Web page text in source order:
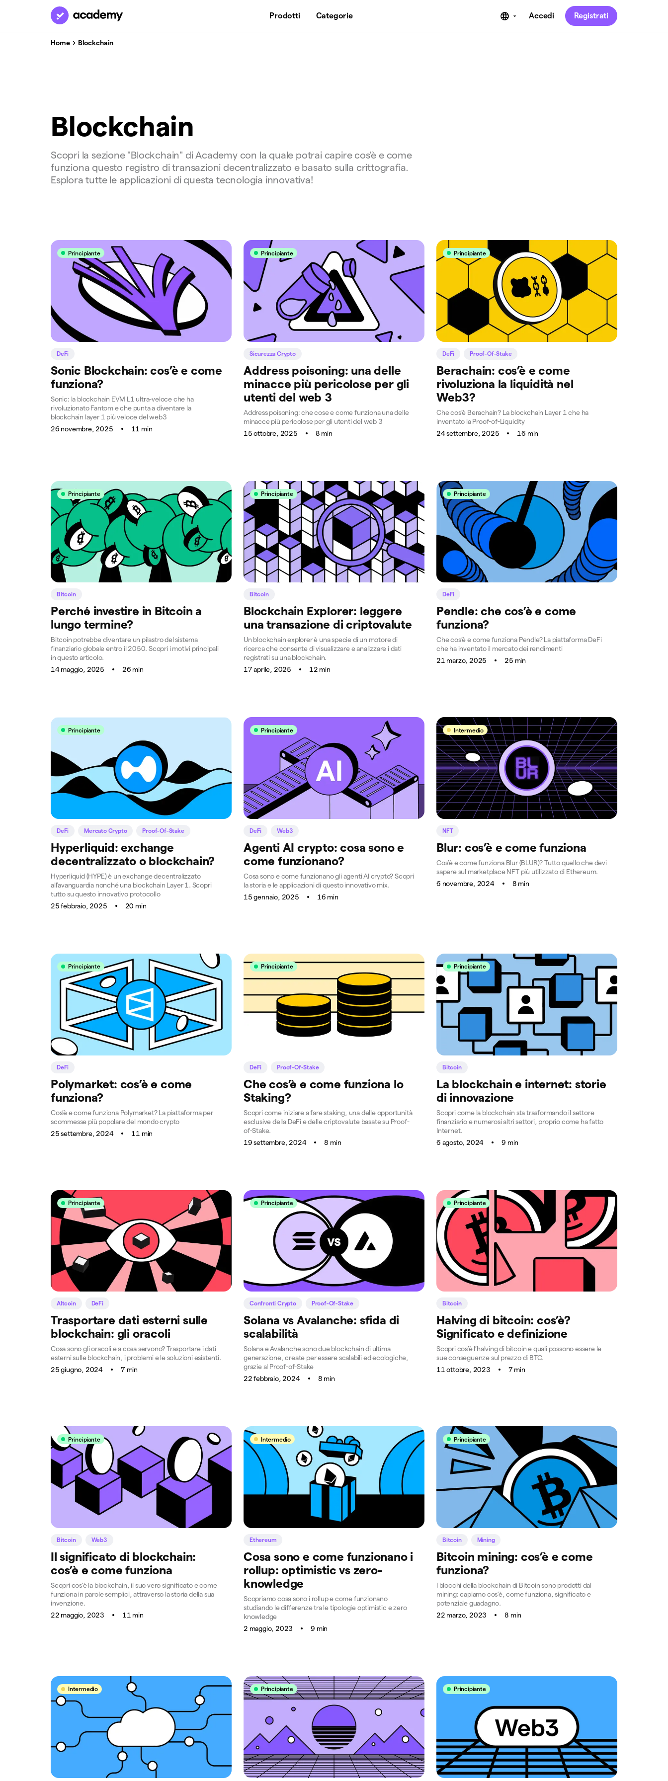
Prodotti Categorie Accedi Registrati
Home Blockchain
Blockchain
Scopri la sezione "Blockchain" di Academy con la quale potrai capire cos'è e come
funziona questo registro di transazioni decentralizzato e basato sulla crittografia.
Esplora tutte le applicazioni di questa tecnologia innovativa!
Principiante
DeFi
Sonic Blockchain: cos’è e come
funziona?
Sonic: la blockchain EVM L1 ultra-veloce che ha
rivoluzionato Fantom e che punta a diventare la
blockchain layer 1 più veloce del web3
26 novembre, 2025
11 min
Principiante
Sicurezza Crypto
Address poisoning: una delle
minacce più pericolose per gli
utenti del web 3
Address poisoning: che cose e come funziona una delle
minacce più pericolose per gli utenti del web 3
15 ottobre, 2025
8 min
Principiante
DeFi Proof-Of-Stake
Berachain: cos’è e come
rivoluziona la liquidità nel
Web3?
Che cos’è Berachain? La blockchain Layer 1 che ha
inventato la Proof-of-Liquidity
24 settembre, 2025
16 min
Principiante
Bitcoin
Perché investire in Bitcoin a
lungo termine?
Bitcoin potrebbe diventare un pilastro del sistema
finanziario globale entro il 2050. Scopri i motivi principali
in questo articolo.
14 maggio, 2025
26 min
Principiante
Bitcoin
Blockchain Explorer: leggere
una transazione di criptovalute
Un blockchain explorer è una specie di un motore di
ricerca che consente di visualizzare e analizzare i dati
registrati su una blockchain.
17 aprile, 2025
12 min
Principiante
DeFi
Pendle: che cos’è e come
funziona?
Che cos’è e come funziona Pendle? La piattaforma DeFi
che ha inventato il mercato dei rendimenti
21 marzo, 2025
25 min
Principiante
DeFi Mercato Crypto Proof-Of-Stake
Hyperliquid: exchange
decentralizzato o blockchain?
Hyperliquid (HYPE) è un exchange decentralizzato
all’avanguardia nonché una blockchain Layer 1. Scopri
tutto su questo innovativo protocollo
25 febbraio, 2025
20 min
Principiante
DeFi Web3
Agenti AI crypto: cosa sono e
come funzionano?
Cosa sono e come funzionano gli agenti AI crypto? Scopri
la storia e le applicazioni di questo innovativo mix.
15 gennaio, 2025
16 min
Intermedio
NFT
Blur: cos’è e come funziona
Cos’è e come funziona Blur (BLUR)? Tutto quello che devi
sapere sul marketplace NFT più utilizzato di Ethereum.
6 novembre, 2024
8 min
Principiante
DeFi
Polymarket: cos’è e come
funziona?
Cos’è e come funziona Polymarket? La piattaforma per
scommesse più popolare del mondo crypto
25 settembre, 2024
11 min
Principiante
DeFi Proof-Of-Stake
Che cos’è e come funziona lo
Staking?
Scopri come iniziare a fare staking, una delle opportunità
esclusive della DeFi e delle criptovalute basate su Proof-
of-Stake.
19 settembre, 2024
8 min
Principiante
Bitcoin
La blockchain e internet: storie
di innovazione
Scopri come la blockchain sta trasformando il settore
finanziario e numerosi altri settori, proprio come ha fatto
Internet.
6 agosto, 2024
9 min
Principiante
Altcoin DeFi
Trasportare dati esterni sulle
blockchain: gli oracoli
Cosa sono gli oracoli e a cosa servono? Trasportare i dati
esterni sulle blockchain, i problemi e le soluzioni esistenti.
25 giugno, 2024
7 min
Principiante
Confronti Crypto Proof-Of-Stake
Solana vs Avalanche: sfida di
scalabilità
Solana e Avalanche sono due blockchain di ultima
generazione, create per essere scalabili ed ecologiche,
grazie al Proof-of-Stake
22 febbraio, 2024
8 min
Principiante
Bitcoin
Halving di bitcoin: cos’è?
Significato e definizione
Scopri cos’è l’halving di bitcoin e quali possono essere le
sue conseguenze sul prezzo di BTC.
11 ottobre, 2023
7 min
Principiante
Bitcoin Web3
Il significato di blockchain:
cos’è e come funziona
Scopri cos’è la blockchain, il suo vero significato e come
funziona in parole semplici, attraverso la storia della sua
invenzione.
22 maggio, 2023
11 min
Intermedio
Ethereum
Cosa sono e come funzionano i
rollup: optimistic vs zero-
knowledge
Scopriamo cosa sono i rollup e come funzionano
studiando le differenze tra le tipologie optimistic e zero
knowledge
2 maggio, 2023
9 min
Principiante
Bitcoin Mining
Bitcoin mining: cos’è e come
funziona?
I blocchi della blockchain di Bitcoin sono prodotti dal
mining: capiamo cos’è, come funziona, significato e
potenziale guadagno.
22 marzo, 2023
8 min
Intermedio Principiante Principiante